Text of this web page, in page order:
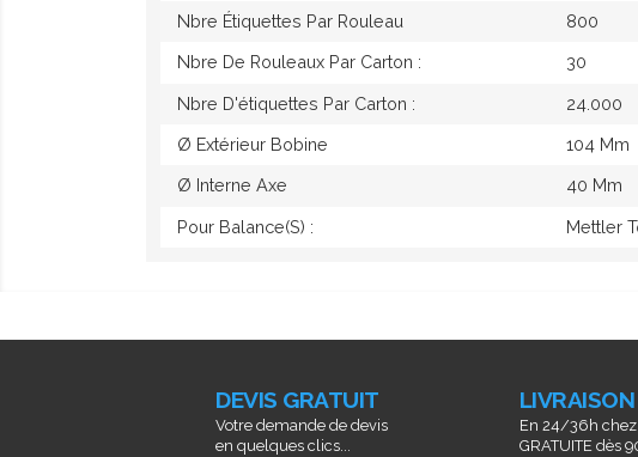
Nbre Étiquettes Par Rouleau 800
Nbre De Rouleaux Par Carton : 30
Nbre D'étiquettes Par Carton : 24.000
Ø Extérieur Bobine 104 Mm
Ø Interne Axe 40 Mm
Pour Balance(s) : Mettler
DEVIS GRATUIT
Votre demande de devis
en quelques clics...
En 24/36h chez
GRATUITE dès